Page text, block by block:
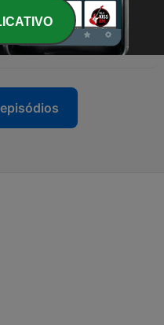
atual com